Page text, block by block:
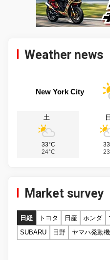
Weather news
New York City
土
33°C
24°C
日
Market survey
日経 トヨタ 日産 ホンダ
SUBARU
日野 ヤマハ発動機